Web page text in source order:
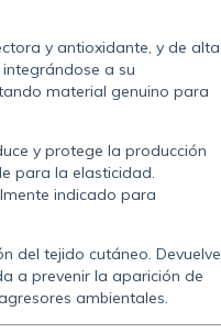
y antioxidante, y de alta
a su
material genuino para
y protege la producción
para la elasticidad.
indicado para
del tejido cutáneo. Devuelve
a prevenir la aparición de
ambientales.